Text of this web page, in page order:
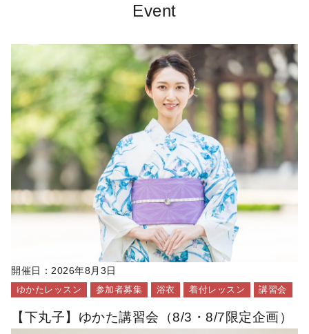
Event
開催日： 2026年8月3日
ゆかたレッスン 参加者募集 浴衣 着付レッスン 講習会
【下丸子】ゆかた講習会（8/3・8/7限定企画）